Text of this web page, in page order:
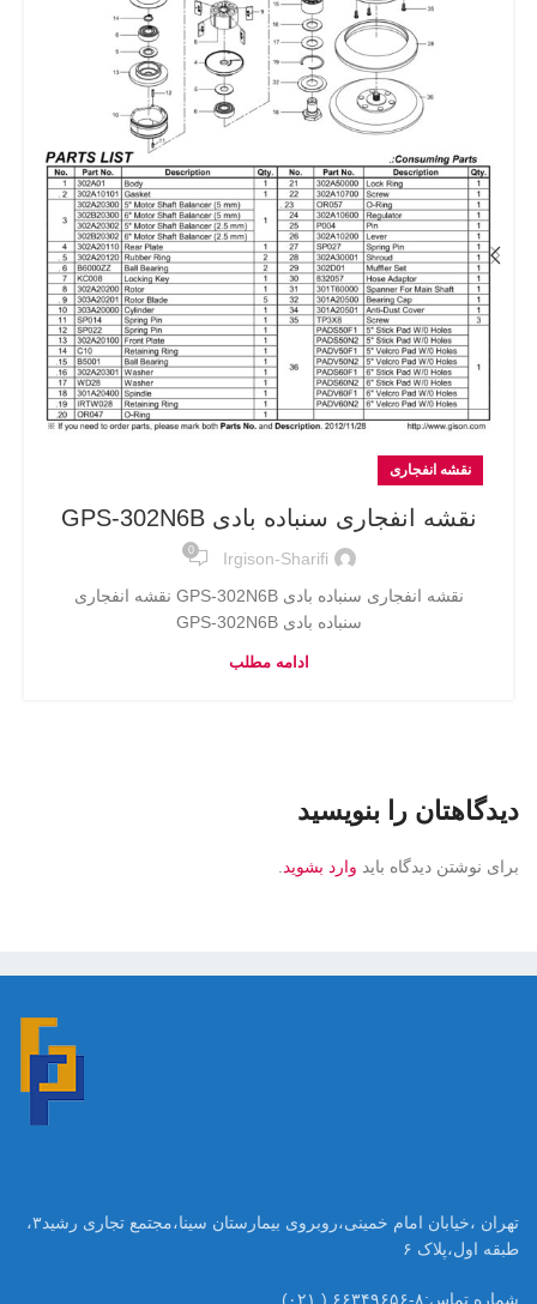
نقشه انفجاری
نقشه انفجاری سنباده بادی GPS-302N6B
Irgison-Sharifi
0
نقشه انفجاری سنباده بادی GPS-302N6B نقشه انفجاری
سنباده بادی GPS-302N6B
ادامه مطلب
دیدگاهتان را بنویسید
برای نوشتن دیدگاه باید وارد بشوید
تهران ،خیابان امام خمینی،روبروی بیمارستان سینا،مجتمع تجاری رشید۳،
طبقه اول،پلاک ۶
شماره تماس:۸-۶۶۳۴۹۶۵۶ ( ۰۲۱)